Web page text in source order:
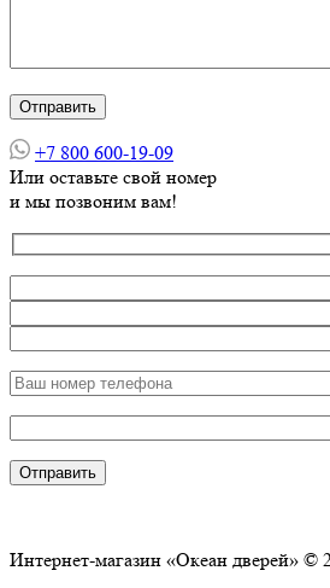
+7 800 600-19-09
Или оставьте свой номер
и мы позвоним вам!
Интернет-магазин «Океан дверей» ©